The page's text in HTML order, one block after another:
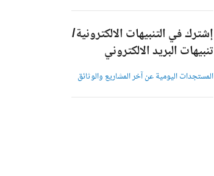
إشترك في التنبيهات الالكترونية/
تنبيهات البريد الالكتروني
المستجدات اليومية عن آخر المشاريع والوثائق